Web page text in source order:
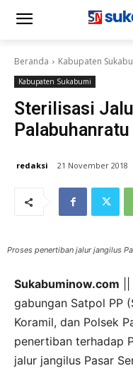
Beranda Kabupaten
Kabupaten Sukabumi
Sterilisasi
redaksi 21 November 2018
Proses penertiban jalur jangilus
Sukabuminow.com
gabungan Satpol PP
Koramil, dan Polsek
penertiban terhadap
jalur jangilus Pasar